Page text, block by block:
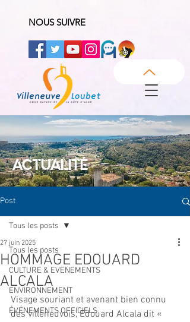
NOUS SUIVRE
ACTUALITÉ
Post
Tous les posts
CULTURE & EVENEMENTS
ENVIRONNEMENT
ÉVÉNEMENTS OFFICIELS
Tous les posts
HOMMAGE EDOUARD
ALCALA
27 juin 2025
Visage souriant et avenant bien connu
des villeneuvois, Edouard Alcala dit «